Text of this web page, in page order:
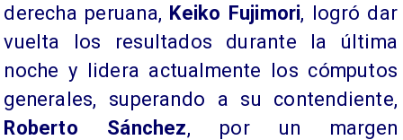
derecha peruana, Keiko Fujimori, logró dar
vuelta los resultados durante la última
noche y lidera actualmente los cómputos
generales, superando a su contendiente,
Roberto Sánchez, por un margen